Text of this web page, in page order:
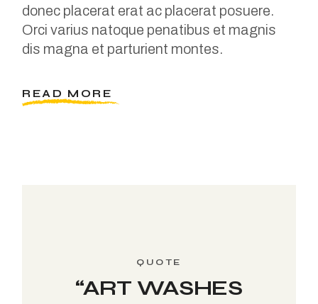
donec placerat erat ac placerat posuere.
Orci varius natoque penatibus et magnis
dis magna et parturient montes.
READ MORE
“ART WASHES